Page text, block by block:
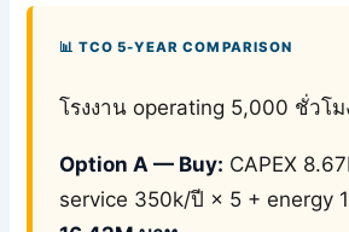
📊 TCO 5-YEAR COMPARISON
โรงงาน operating 5,000 ชั่วโม
Option A — Buy: CAPEX
service 350k/ปี × 5 + energy